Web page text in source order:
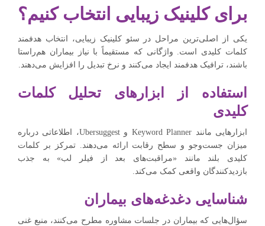
برای کلینیک زیبایی انتخاب کنیم؟
یکی از اصلی‌ترین مراحل در سئو کلینیک زیبایی، انتخاب هدفمند
کلمات کلیدی است. واژگانی که مستقیماً با نیاز بیماران هم‌راستا
باشند، ترافیک هدفمند ایجاد می‌کنند و نرخ تبدیل را افزایش می‌دهند.
استفاده از ابزارهای تحلیل کلمات
کلیدی
ابزارهایی مانند Keyword Planner و Ubersuggest، اطلاعاتی درباره
میزان جست‌وجو و سطح رقابت ارائه می‌دهند. تمرکز بر کلمات
کلیدی بلند مانند «مراقبت‌های بعد از فیلر لب» به جذب
بازدیدکنندگان واقعی کمک می‌کند.
شناسایی دغدغه‌های بیماران
سؤال‌هایی که بیماران در جلسات مشاوره مطرح می‌کنند، منبع غنی